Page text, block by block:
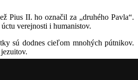
Pius II. ho označil za „druhého Pavla“.
verejnosti i humanistov.
sú dodnes cieľom mnohých pútnikov.